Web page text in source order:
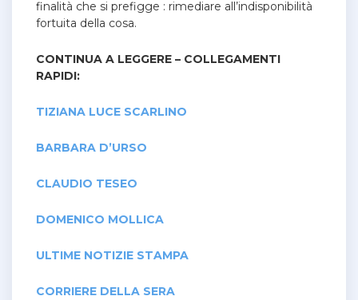
finalità che si prefigge : rimediare all’indisponibilità
fortuita della cosa.
CONTINUA A LEGGERE – COLLEGAMENTI
RAPIDI:
TIZIANA LUCE SCARLINO
BARBARA D’URSO
CLAUDIO TESEO
DOMENICO MOLLICA
ULTIME NOTIZIE STAMPA
CORRIERE DELLA SERA